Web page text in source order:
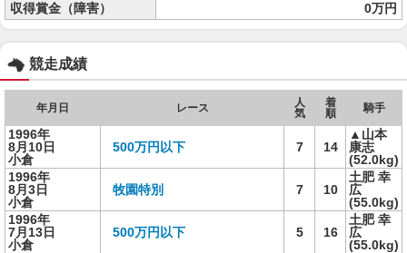
収得賞金（障害）
0万円
競走成績
年月日 レース
人
気
着
順
騎手
1996年
8月10日
小倉
500万円以下 7 14
▲山本
康志
(52.0kg)
1996年
8月3日
小倉
牧園特別 7 10
土肥 幸
広
(55.0kg)
1996年
7月13日
小倉
500万円以下 5 16
土肥 幸
広
(55.0kg)